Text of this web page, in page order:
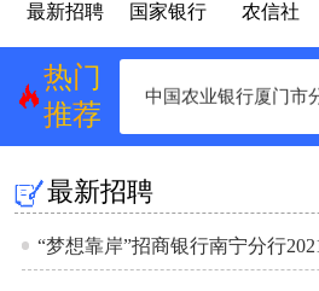
最新招聘 国家银行 农信社
热门
推荐
最新招聘
“梦想靠岸”招商银行南宁分行